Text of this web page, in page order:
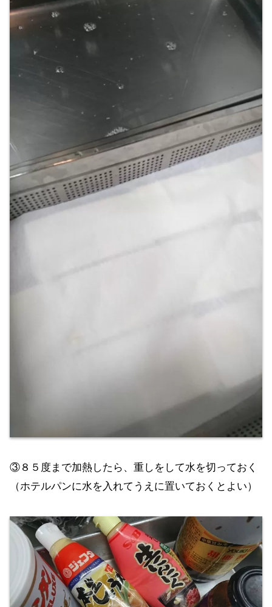
③８５度まで加熱したら、重しをして水を切っておく
（ホテルパンに水を入れてうえに置いておくとよい）